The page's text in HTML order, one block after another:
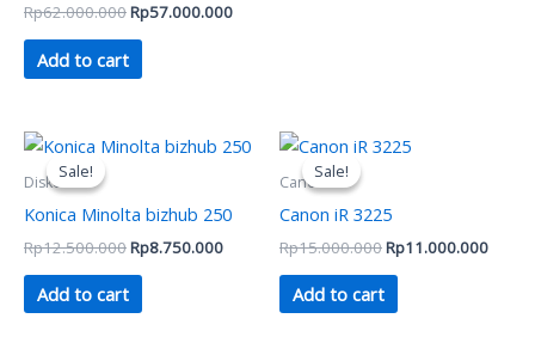
Rp62.000.000Rp57.000.000
Add to cart
Sale!
Sale!
Diskon
Konica Minolta bizhub 250
Rp12.500.000
Original
price
Rp8.750.000
Current
price
Rp8.750.000.
Add to cart
Sale!
Sale!
Canon
Canon iR 3225
Rp15.000.000
Original
price
Rp11.000.000
Add to cart